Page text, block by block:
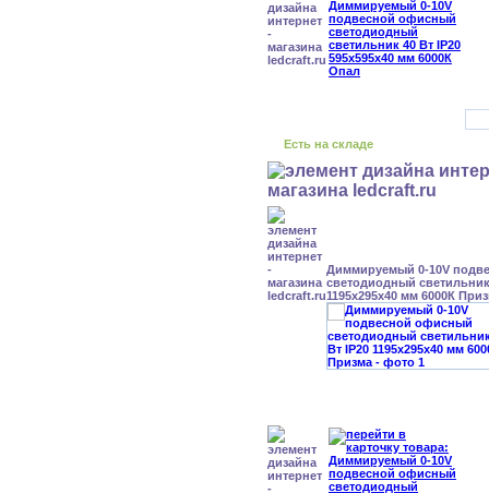
Есть на складе
Диммируемый 0-10V
светодиодный
1195x295x40 мм 6000К